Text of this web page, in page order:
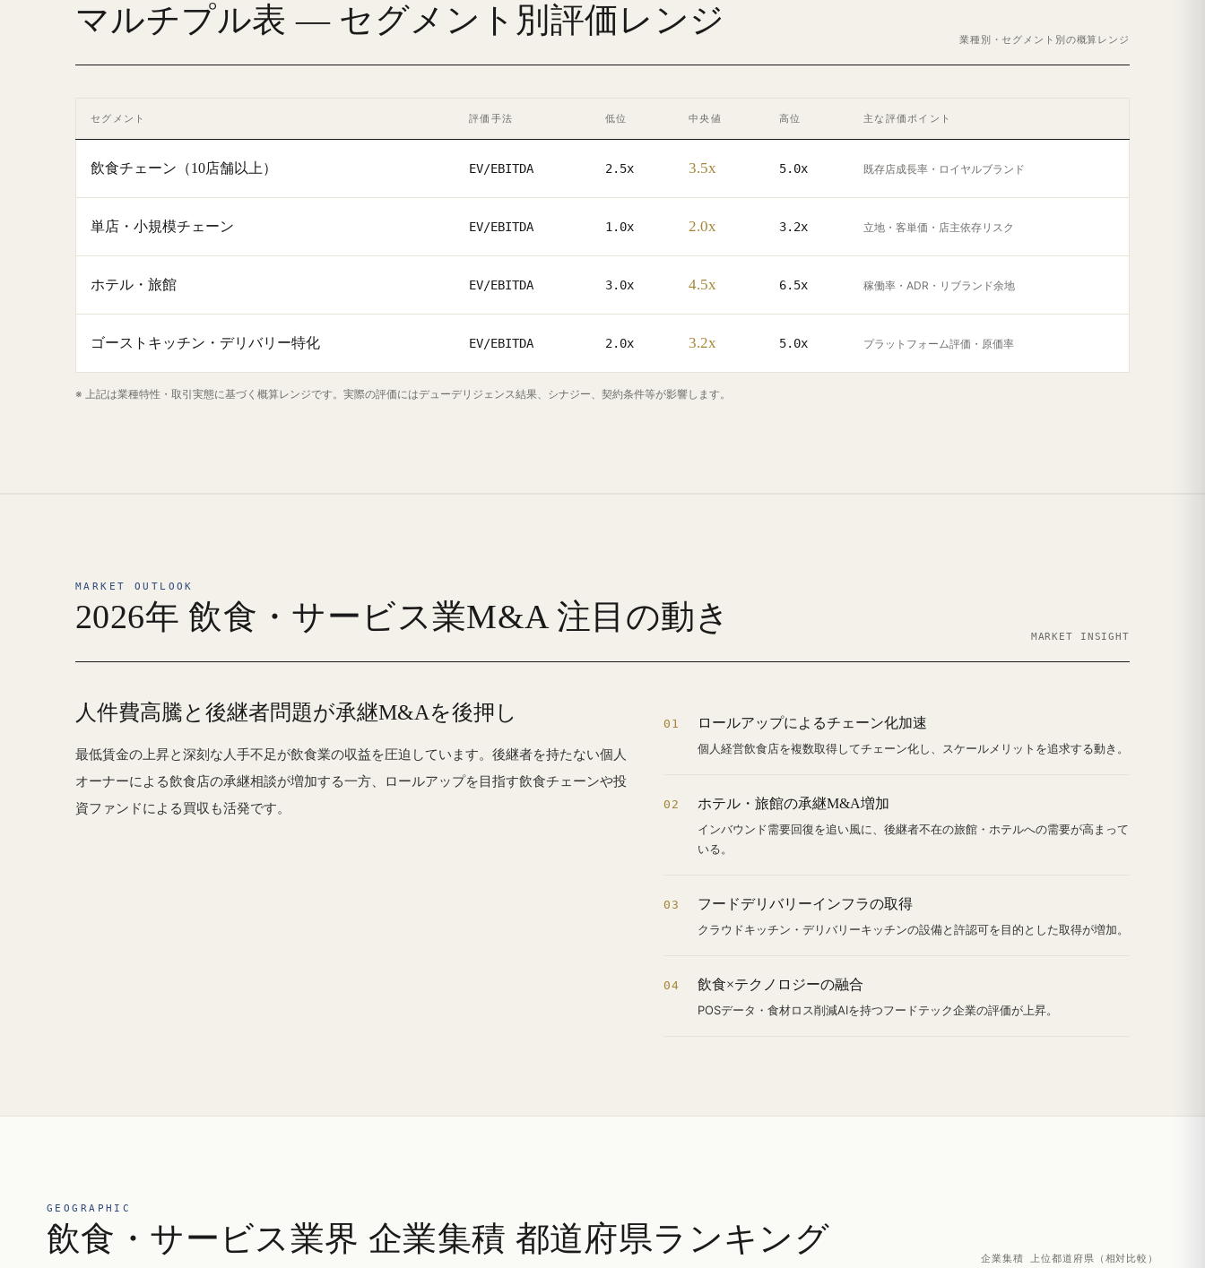
マルチプル表 — セグメント別評価レンジ
業種別・セグメント別の概算レンジ
セグメント 評価手法 低位 中央値 高位 主な評価ポイント
飲食チェーン（10店舗以上） EV/EBITDA 2.5x 3.5x 5.0x 既存店成長率・ロイヤルブランド
単店・小規模チェーン EV/EBITDA 1.0x 2.0x 3.2x 立地・客単価・店主依存リスク
ホテル・旅館 EV/EBITDA 3.0x 4.5x 6.5x 稼働率・ADR・リブランド余地
ゴーストキッチン・デリバリー特化 EV/EBITDA 2.0x 3.2x 5.0x プラットフォーム評価・原価率
※ 上記は業種特性・取引実態に基づく概算レンジです。実際の評価にはデューデリジェンス結果、シナジー、契約条件等が影響します。
MARKET OUTLOOK
2026年 飲食・サービス業M&A 注目の動き
MARKET INSIGHT
人件費高騰と後継者問題が承継M&Aを後押し
最低賃金の上昇と深刻な人手不足が飲食業の収益を圧迫しています。後継者を持たない個人
オーナーによる飲食店の承継相談が増加する一方、ロールアップを目指す飲食チェーンや投
資ファンドによる買収も活発です。
01 ロールアップによるチェーン化加速
個人経営飲食店を複数取得してチェーン化し、スケールメリットを追求する動き。
02 ホテル・旅館の承継M&A増加
インバウンド需要回復を追い風に、後継者不在の旅館・ホテルへの需要が高まって
いる。
03 フードデリバリーインフラの取得
クラウドキッチン・デリバリーキッチンの設備と許認可を目的とした取得が増加。
04 飲食×テクノロジーの融合
POSデータ・食材ロス削減AIを持つフードテック企業の評価が上昇。
GEOGRAPHIC
飲食・サービス業界 企業集積 都道府県ランキング
企業集積 上位都道府県（相対比較）